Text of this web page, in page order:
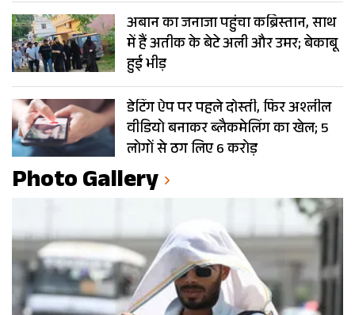
अबान का जनाजा पहुंचा कब्रिस्तान, साथ
में हैं अतीक के बेटे अली और उमर; बेकाबू
हुई भीड़
डेटिंग ऐप पर पहले दोस्ती, फिर अश्लील
वीडियो बनाकर ब्लैकमेलिंग का खेल; 5
लोगों से ठग लिए 6 करोड़
Photo Gallery